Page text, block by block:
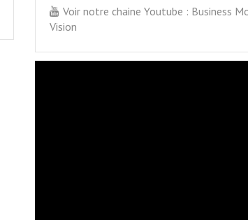
Voir notre chaine Youtube : Business
Vision